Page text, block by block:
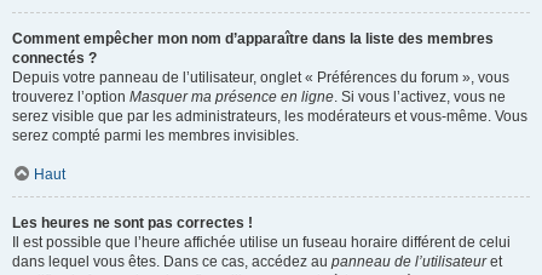
Comment empêcher mon nom d’apparaître dans la liste des membres
connectés ?
Depuis votre panneau de l’utilisateur, onglet « Préférences du forum », vous
trouverez l’option Masquer ma présence en ligne. Si vous l’activez, vous ne
serez visible que par les administrateurs, les modérateurs et vous-même. Vous
serez compté parmi les membres invisibles.
Haut
Les heures ne sont pas correctes !
Il est possible que l’heure affichée utilise un fuseau horaire différent de celui
dans lequel vous êtes. Dans ce cas, accédez au panneau de l’utilisateuret